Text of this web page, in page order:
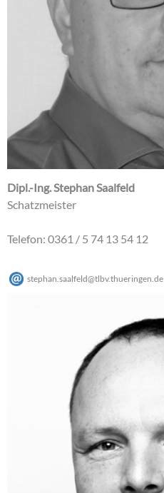
Dipl.-Ing. Stephan Saalfeld
Schatzmeister
Telefon: 0361 / 5 74 13 54 12
stephan.saalfeld@tlbv.thueringen.de